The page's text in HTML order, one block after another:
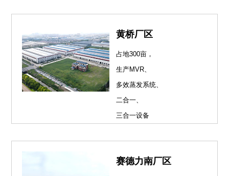
黄桥厂区
占地300亩，
生产MVR、
多效蒸发系统、
二合一、
三合一设备
赛德力南厂区